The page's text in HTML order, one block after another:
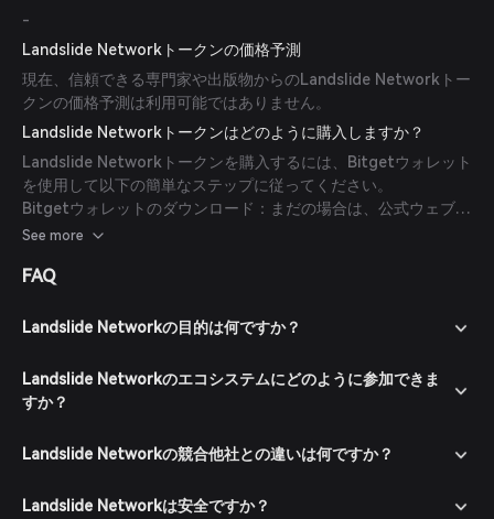
-
Landslide Networkトークンの価格予測
現在、信頼できる専門家や出版物からのLandslide Networkトー
クンの価格予測は利用可能ではありません。
Landslide Networkトークンはどのように購入しますか？
Landslide Networkトークンを購入するには、Bitgetウォレット
を使用して以下の簡単なステップに従ってください。
Bitgetウォレットのダウンロード：まだの場合は、公式ウェブサ
イトまたはアプリストアからBitgetウォレットアプリをダウンロ
アカウント作成：アプリを開き、画面の指示に従って新しいアカ
ください。
た購入でBitgetウォレットに資金を入金します。
マーケットへの移動：Bitgetウォレット内のマーケットセクショ
ンに移動し、Landslide Networkトークンを検索して利用可能な
注文を出す：希望する取引ペア（例：Landslide Networkトーク
ます。取引完了後、Landslide Networkトークンがウォレットに
See more
FAQ
Landslide Networkの目的は何ですか？
Landslide Networkのエコシステムにどのように参加できま
すか？
Landslide Networkの競合他社との違いは何ですか？
Landslide Networkは安全ですか？